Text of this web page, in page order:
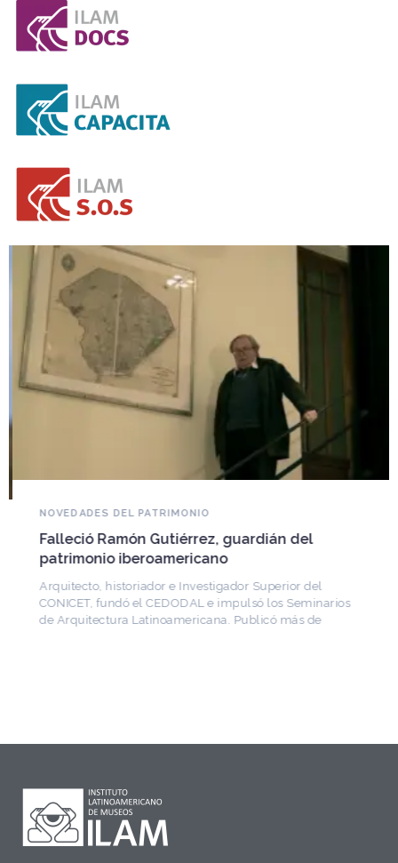
NOVEDADES DEL PATRIMONIO
Falleció Ramón Gutiérrez, guardián del
patrimonio iberoamericano
Arquitecto, historiador e Investigador Superior del
CONICET, fundó el CEDODAL e impulsó los Seminarios
de Arquitectura Latinoamericana. Publicó más de